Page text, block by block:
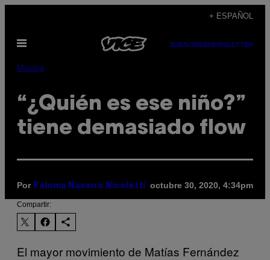
contenido
+ ESPAÑOL
Abrir
SUBSCRIBENEWSLETTER
Música
“¿Quién es ese niño?”
tiene demasiado flow
Por Paloma Navarro Nicoletti octubre 30, 2020, 4:34pm
Compartir:
El mayor movimiento de Matías Fernández